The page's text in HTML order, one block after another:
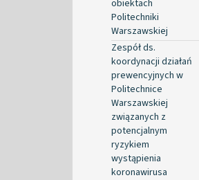
obiektach
Politechniki
Warszawskiej
Zespół ds.
koordynacji działań
prewencyjnych w
Politechnice
Warszawskiej
związanych z
potencjalnym
ryzykiem
wystąpienia
koronawirusa